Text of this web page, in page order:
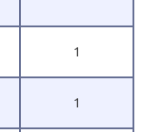
1
1